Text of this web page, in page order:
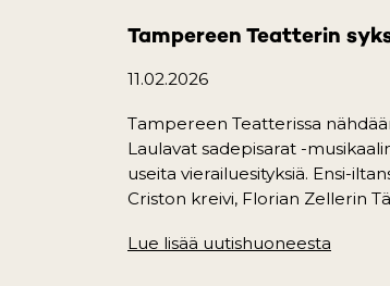
Tampereen Teatterin
11.02.2026
Tampereen Teatterissa
Laulavat sadepisarat -
useita vierailuesityksiä. Ensi-
Criston kreivi, Florian Zellerin
Lue lisää uutishuoneesta